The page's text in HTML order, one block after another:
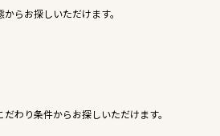
らお探しいただけます。
わり条件からお探しいただけます。